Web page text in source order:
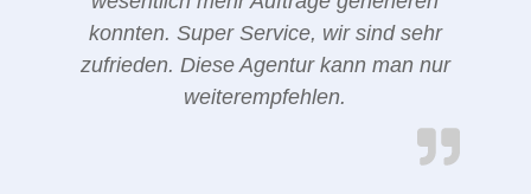
konnten. Super Service, wir sind sehr
zufrieden. Diese Agentur kann man nur
weiterempfehlen.